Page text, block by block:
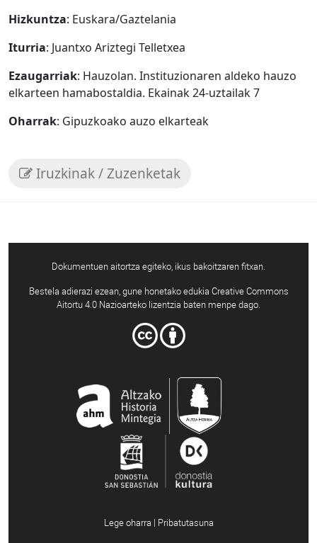
Hizkuntza: Euskara/Gaztelania
Iturria: Juantxo Ariztegi Telletxea
Ezaugarriak: Hauzolan. Instituzionaren aldeko hauzo
elkarteen hamabostaldia. Ekainak 24-uztailak 7
Oharrak: Gipuzkoako auzo elkarteak
Iruzkinak / Zuzenketak
Dokumentuen aitortza egiteko, ikus bakoitzaren fitxan.
Bestela adierazi ezean, gune honetako edukia Creative Commons
Aitortu 4.0 Nazioarteko lizentzia baten menpe dago.
Lege oharra | Pribatutasuna